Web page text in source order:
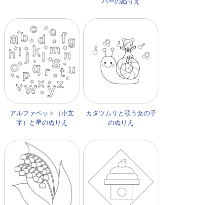
アルファベット（小文
字）と星のぬりえ
カタツムリと歌う女の子
のぬりえ